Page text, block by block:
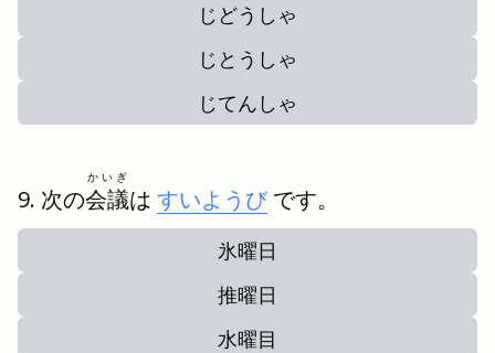
じどうしゃ
じとうしゃ
じてんしゃ
次の会議
かいぎ
は すいようび です。
氷曜日
推曜日
水曜目